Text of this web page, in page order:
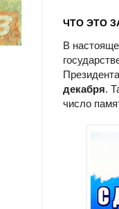
ЧТО ЭТО
В
декабря.
число